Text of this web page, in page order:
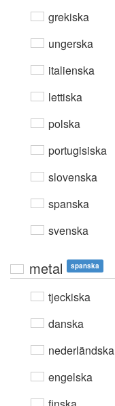
grekiska
ungerska
italienska
lettiska
polska
portugisiska
slovenska
spanska
svenska
metal spanska
tjeckiska
danska
nederländska
engelska